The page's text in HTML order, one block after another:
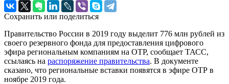
Сохранить или поделиться
Правительство России в 2019 году выделит 776 млн рублей из
своего резервного фонда для предоставления цифрового
эфира региональным компаниям на ОТР, сообщает ТАСС,
ссылаясь на распоряжение правительства. В документе
сказано, что региональные вставки появятся в эфире ОТР в
ноябре 2019 года.